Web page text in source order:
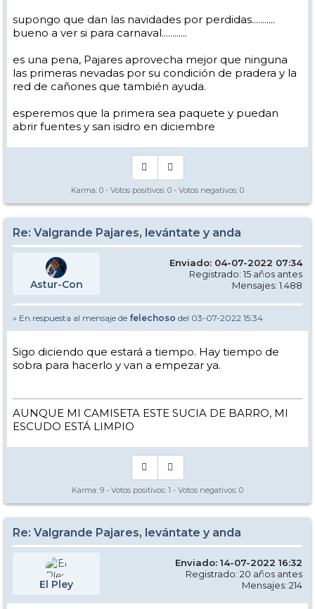
supongo que dan las navidades por perdidas...........
bueno a ver si para carnaval............
es una pena, Pajares aprovecha mejor que ninguna
las primeras nevadas por su condición de pradera y la
red de cañones que también ayuda.
esperemos que la primera sea paquete y puedan
abrir fuentes y san isidro en diciembre
Karma: 0 - Votos positivos: 0 - Votos negativos: 0
Re: Valgrande Pajares, levántate y anda
Astur-Con
Enviado: 04-07-2022 07:34
Registrado: 15 años antes
Mensajes: 1.488
» En respuesta al mensaje de felechoso del 03-07-2022 15:34
Sigo diciendo que estará a tiempo. Hay tiempo de
sobra para hacerlo y van a empezar ya.
AUNQUE MI CAMISETA ESTE SUCIA DE BARRO, MI
ESCUDO ESTÁ LIMPIO
Karma: 9 - Votos positivos: 1 - Votos negativos: 0
Re: Valgrande Pajares, levántate y anda
El Pley
Enviado: 14-07-2022 16:32
Registrado: 20 años antes
Mensajes: 214